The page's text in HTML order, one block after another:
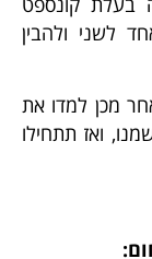
לשני ולהבין
מכן למדו את
ואז תתחילו